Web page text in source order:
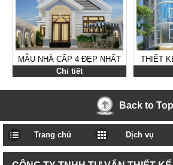
MẪU NHÀ CẤP 4 ĐẸP NHẤT
VIỆT NAM 2014
Chi tiết
THIẾT
TIỀN
Back to Top
Trang chủ Dịch vụ